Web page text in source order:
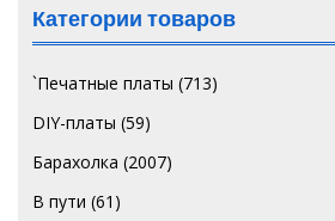
Категории товаров
`Печатные платы (713)
DIY-платы (59)
Барахолка (2007)
В пути (61)